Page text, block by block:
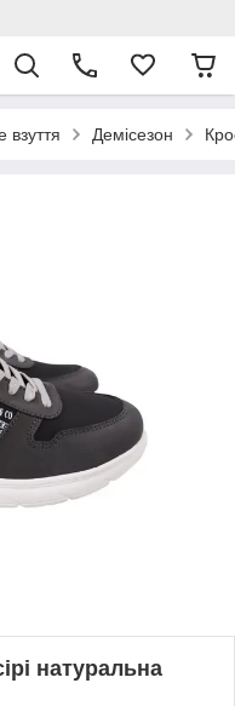
взуття Демісезон
натуральна